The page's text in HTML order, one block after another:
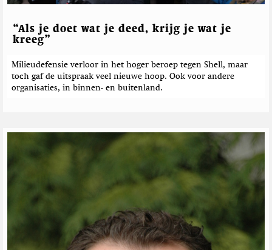
“Als je doet wat je deed, krijg je wat je
kreeg”
Milieudefensie verloor in het hoger beroep tegen Shell, maar
toch gaf de uitspraak veel nieuwe hoop. Ook voor andere
organisaties, in binnen- en buitenland.